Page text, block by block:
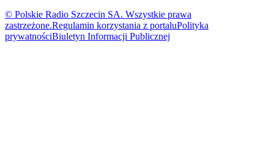
© Polskie Radio Szczecin SA. Wszystkie prawa
zastrzeżone.Regulamin korzystania z portaluPolityka
prywatnościBiuletyn Informacji Publicznej